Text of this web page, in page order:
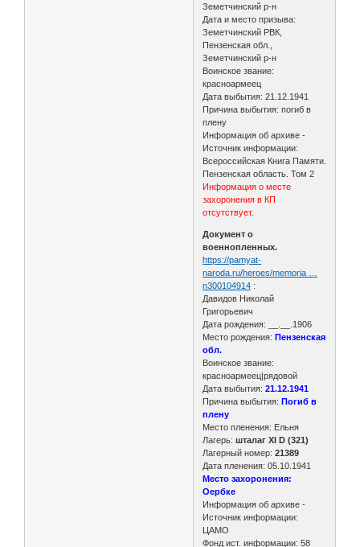
Земетчинский р-н
Дата и место призыва:
Земетчинский РВК,
Пензенская обл.,
Земетчинский р-н
Воинское звание:
красноармеец
Дата выбытия: 21.12.1941
Причина выбытия: погиб в
плену
Информация об архиве -
Источник информации:
Всероссийская Книга Памяти.
Пензенская область. Том 2
Информация о месте
захоронения в КП
отсутствует.
Документ о
военнопленных.
https://pamyat-
naroda.ru/heroes/memoria …
n300104914 :
Давидов Николай
Григорьевич
Дата рождения: __.__.1906
Место рождения: Пензенская
обл.
Воинское звание:
красноармеец|рядовой
Дата выбытия:21.12.1941
Причина выбытия: Погиб в
плену
Место пленения: Ельня
Лагерь: шталаг XI D (321)
Лагерный номер: 21389
Дата пленения: 05.10.1941
Место захоронения:
Оербке
Информация об архиве -
Источник информации:
ЦАМО
Фонд ист. информации: 58